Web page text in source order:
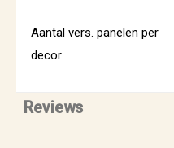
Aantal vers. panelen per
decor
Reviews